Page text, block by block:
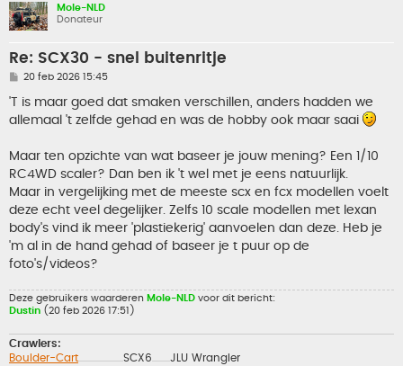
Mole-NLD
Donateur
Re: SCX30 - snel buitenritje
B
r
c
20 feb 2026 15:45
'T is maar goed dat smaken verschillen, anders hadden we
allemaal 't zelfde gehad en was de hobby ook maar saai
Maar ten opzichte van wat baseer je jouw mening? Een 1/10
RC4WD scaler? Dan ben ik 't wel met je eens natuurlijk.
Maar in vergelijking met de meeste scx en fcx modellen voelt
deze echt veel degelijker. Zelfs 10 scale modellen met lexan
body's vind ik meer 'plastiekerig' aanvoelen dan deze. Heb je
'm al in de hand gehad of baseer je t puur op de
foto's/videos?
Deze gebruikers waarderen Mole-NLD voor dit bericht:
Dustin (20 feb 2026 17:51)
Crawlers:
Boulder-Cart..................................................SCX6 ....................JLU Wrangler